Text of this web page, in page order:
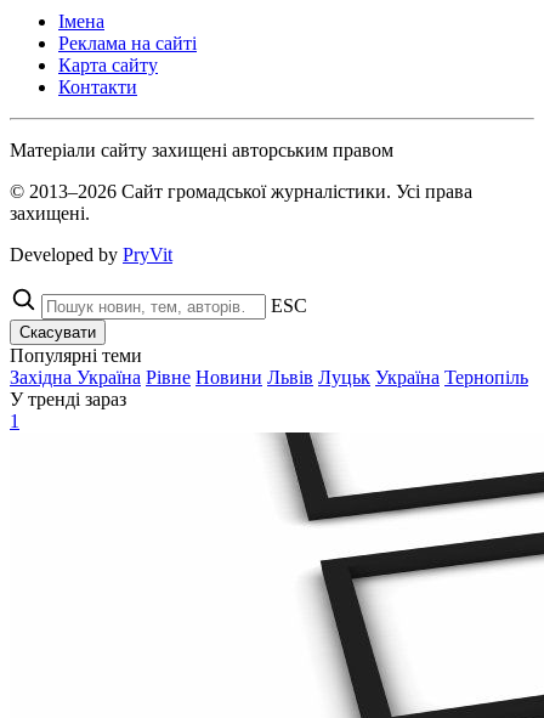
Імена
Реклама на сайті
Карта сайту
Контакти
Матеріали сайту захищені авторським правом
© 2013–2026 Сайт громадської журналістики. Усі права
захищені.
Developed by PryVit
ESC
Скасувати
Популярні теми
Західна Україна Рівне Новини Львів Луцьк Україна Тернопіль
У тренді зараз
1